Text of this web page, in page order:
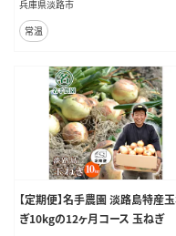
兵庫県淡路市
常温
【定期便】名手農園 淡路島特産
ぎ10kgの12ヶ月コース 玉ねぎ